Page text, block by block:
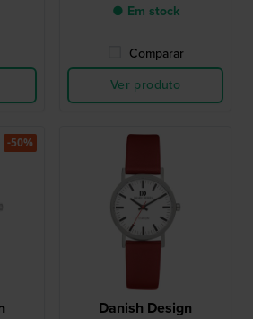
● Em stock
Comparar
Ver produto
-50%
Danish Design